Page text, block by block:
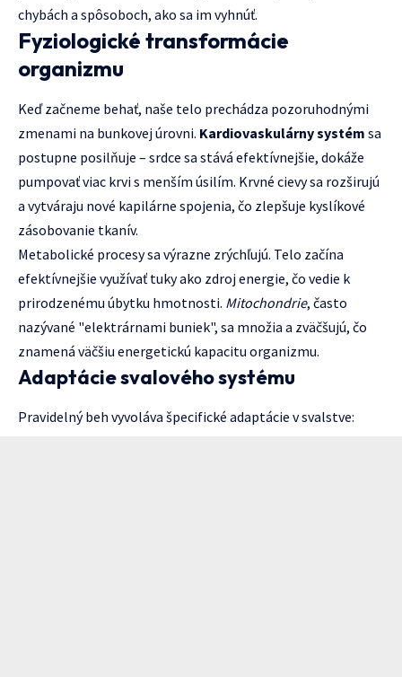
chybách a spôsoboch, ako sa im vyhnúť.
Fyziologické transformácie
organizmu
Keď začneme behať, naše telo prechádza pozoruhodnými
zmenami na bunkovej úrovni. Kardiovaskulárny systém sa
postupne posilňuje – srdce sa stává efektívnejšie, dokáže
pumpovať viac krvi s menším úsilím. Krvné cievy sa rozširujú
a vytváraju nové kapilárne spojenia, čo zlepšuje kyslíkové
zásobovanie tkanív.
Metabolické procesy sa výrazne zrýchľujú. Telo začína
efektívnejšie využívať tuky ako zdroj energie, čo vedie k
prirodzenému úbytku hmotnosti. Mitochondrie, často
nazývané "elektrárnami buniek", sa množia a zväčšujú, čo
znamená väčšiu energetickú kapacitu organizmu.
Adaptácie svalového systému
Pravidelný beh vyvoláva špecifické adaptácie v svalstve: